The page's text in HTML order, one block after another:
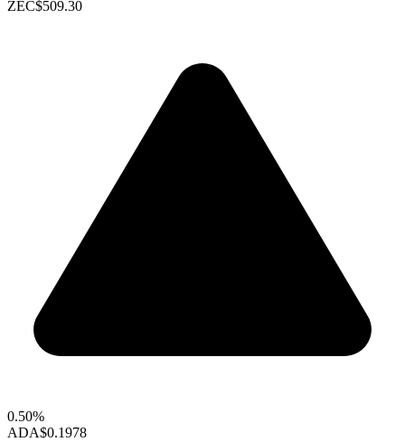
ZEC$509.30
0.50%
ADA$0.1978